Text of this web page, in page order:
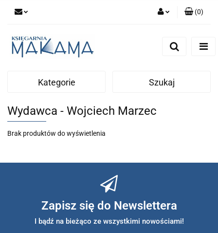
(0)
Kategorie Szukaj
Wydawca - Wojciech Marzec
Brak produktów do wyświetlenia
Zapisz się do Newslettera
I bądź na bieżąco ze wszystkimi nowościami!